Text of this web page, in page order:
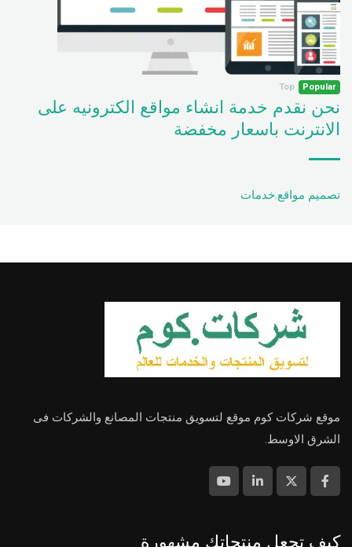
Popular
Top
نحن نقدم خدمة انشاء مواقع الكترونيه على
الانترنت باسعار مخفضة
تصميم مواقع,خدمات
موقع شركات كوم موقع لتسويق منتجات المصانع والشركات فى
الشرق الاوسط.
كيف تجعل منتجاتك مشهورة